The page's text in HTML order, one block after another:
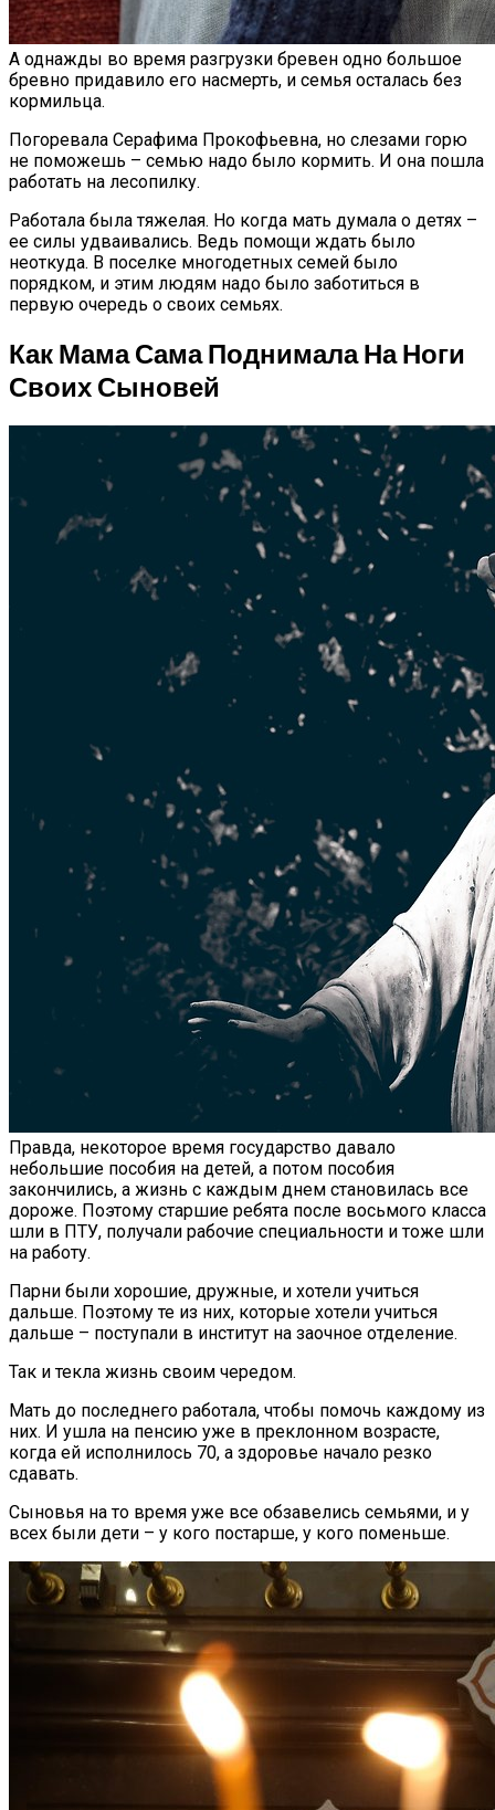
А однажды во время разгрузки бревен одно большое
бревно придавило его насмерть, и семья осталась без
кормильца.
Погоревала Серафима Прокофьевна, но слезами горю
не поможешь – семью надо было кормить. И она пошла
работать на лесопилку.
Работала была тяжелая. Но когда мать думала о детях –
ее силы удваивались. Ведь помощи ждать было
неоткуда. В поселке многодетных семей было
порядком, и этим людям надо было заботиться в
первую очередь о своих семьях.
Как Мама Сама Поднимала На Ноги
Своих Сыновей
Правда, некоторое время государство давало
небольшие пособия на детей, а потом пособия
закончились, а жизнь с каждым днем становилась все
дороже. Поэтому старшие ребята после восьмого класса
шли в ПТУ, получали рабочие специальности и тоже шли
на работу.
Парни были хорошие, дружные, и хотели учиться
дальше. Поэтому те из них, которые хотели учиться
дальше – поступали в институт на заочное отделение.
Так и текла жизнь своим чередом.
Мать до последнего работала, чтобы помочь каждому из
них. И ушла на пенсию уже в преклонном возрасте,
когда ей исполнилось 70, а здоровье начало резко
сдавать.
Сыновья на то время уже все обзавелись семьями, и у
всех были дети – у кого постарше, у кого поменьше.